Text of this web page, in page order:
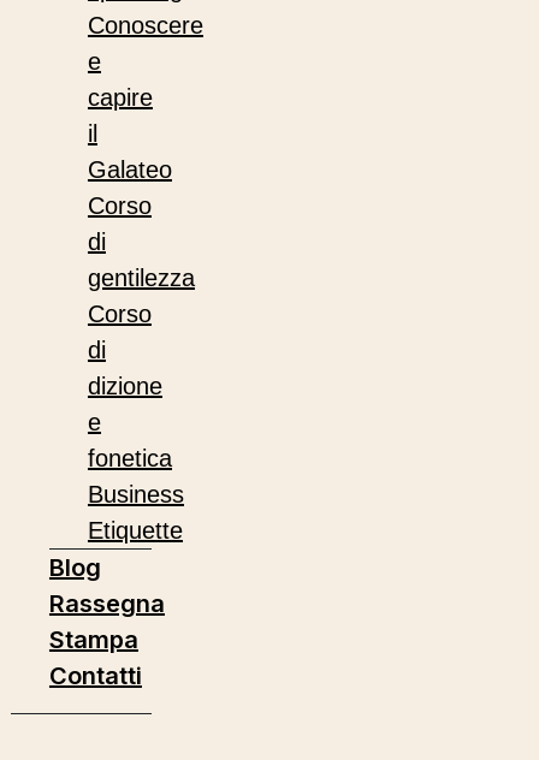
Conoscere
e
capire
il
Galateo
Corso
di
gentilezza
Corso
di
dizione
e
fonetica
Business
Etiquette
Blog
Rassegna
Stampa
Contatti